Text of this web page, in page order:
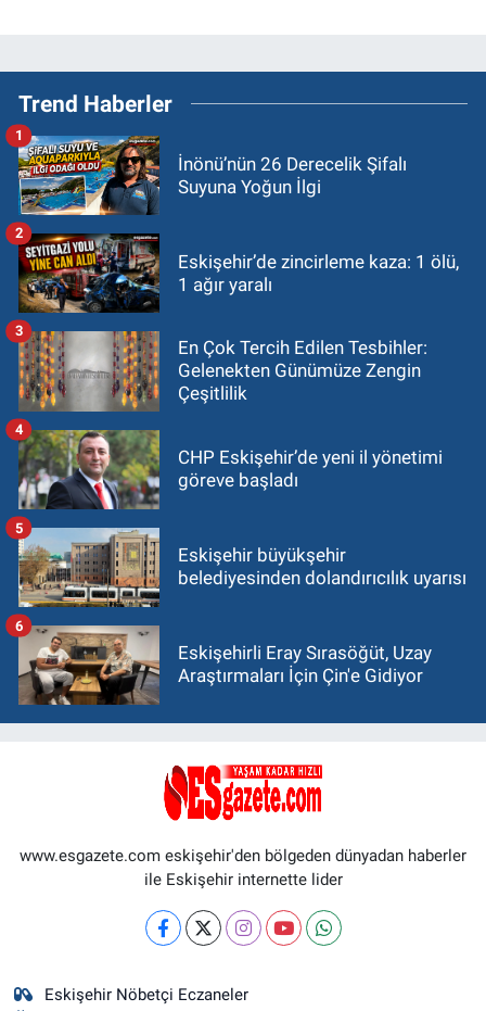
Trend Haberler
İnönü’nün 26 Derecelik Şifalı
Suyuna Yoğun İlgi
1
Eskişehir’de zincirleme kaza: 1 ölü,
1 ağır yaralı
2
En Çok Tercih Edilen Tesbihler:
Gelenekten Günümüze Zengin
Çeşitlilik
3
CHP Eskişehir’de yeni il yönetimi
göreve başladı
4
Eskişehir büyükşehir
belediyesinden dolandırıcılık uyarısı
5
Eskişehirli Eray Sırasöğüt, Uzay
Araştırmaları İçin Çin'e Gidiyor
6
www.esgazete.com eskişehir'den bölgeden dünyadan haberler
ile Eskişehir internette lider
Eskişehir Nöbetçi Eczaneler